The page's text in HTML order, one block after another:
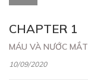
CHAPTER 1
MÁU VÀ NƯỚC MẮT
10/09/2020